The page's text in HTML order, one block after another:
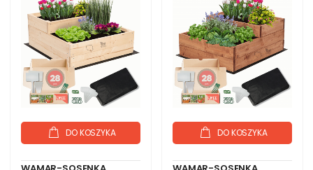
DO KOSZYKA DO KOSZYKA